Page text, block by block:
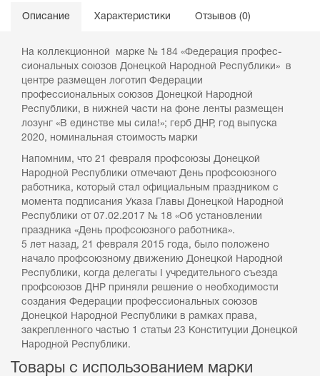
Описание Характеристики Отзывов (0)
На коллекционной марке № 184 «Федерация профес-
сиональных союзов Донецкой Народной Республики» в
центре размещен логотип Федерации
профессиональных союзов Донецкой Народной
Республики, в нижней части на фоне ленты размещен
лозунг «В единстве мы сила!»; герб ДНР, год выпуска
2020, номинальная стоимость марки
Напомним, что 21 февраля профсоюзы Донецкой
Народной Республики отмечают День профсоюзного
работника, который стал официальным праздником с
момента подписания Указа Главы Донецкой Народной
Республики от 07.02.2017 № 18 «Об установлении
праздника «День профсоюзного работника».
5 лет назад, 21 февраля 2015 года, было положено
начало профсоюзному движению Донецкой Народной
Республики, когда делегаты I учредительного съезда
профсоюзов ДНР приняли решение о необходимости
создания Федерации профессиональных союзов
Донецкой Народной Республики в рамках права,
закрепленного частью 1 статьи 23 Конституции Донецкой
Народной Республики.
Товары с использованием марки